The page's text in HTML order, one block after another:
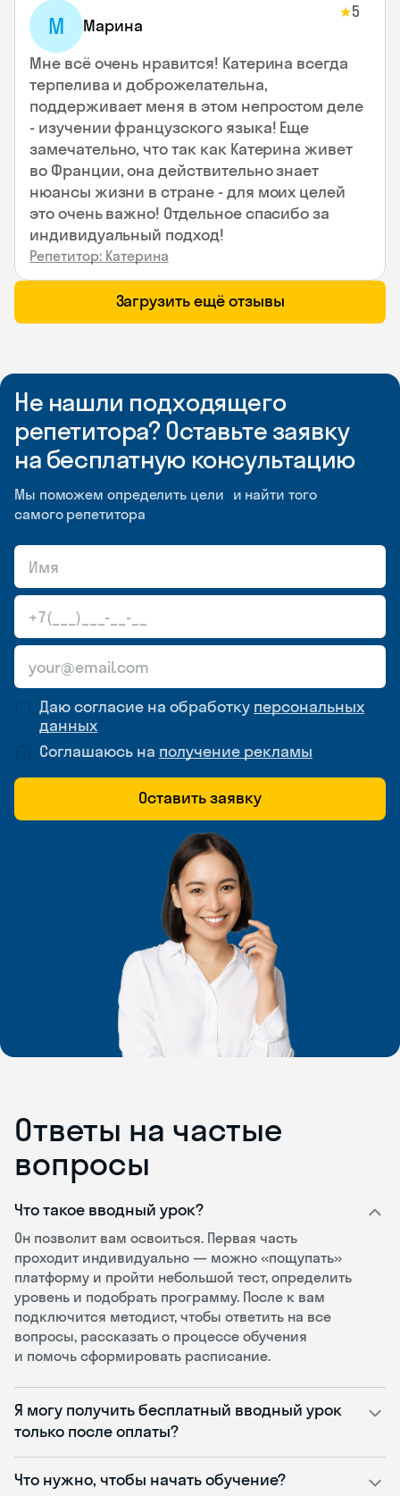
М Марина
★5
Мне всё очень нравится! Катерина всегда
терпелива и доброжелательна,
поддерживает меня в этом непростом деле
- изучении французского языка! Еще
замечательно, что так как Катерина живет
во Франции, она действительно знает
нюансы жизни в стране - для моих целей
это очень важно! Отдельное спасибо за
индивидуальный подход!
Репетитор: Катерина
Загрузить ещё отзывы
Не нашли подходящего
репетитора? Оставьте заявку
на бесплатную консультацию
Мы поможем определить цели и найти того
самого репетитора
Даю согласие на обработку персональных
данных
Соглашаюсь на получение рекламы
Оставить заявку
Ответы на частые
вопросы
Что такое вводный урок?
Он позволит вам освоиться. Первая часть
проходит индивидуально — можно «пощупать»
платформу и пройти небольшой тест, определить
уровень и подобрать программу. После к вам
подключится методист, чтобы ответить на все
вопросы, рассказать о процессе обучения
и помочь сформировать расписание.
Я могу получить бесплатный вводный урок
только после оплаты?
Что нужно, чтобы начать обучение?